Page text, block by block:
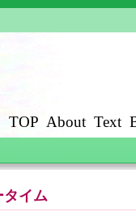
TOP About Text
タイム